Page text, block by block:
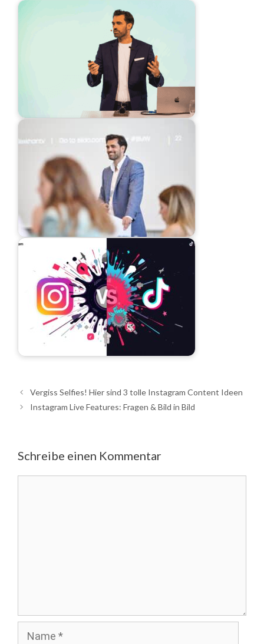
Vergiss Selfies! Hier sind 3 tolle Instagram Content Ideen
Instagram Live Features: Fragen & Bild in Bild
Schreibe einen Kommentar